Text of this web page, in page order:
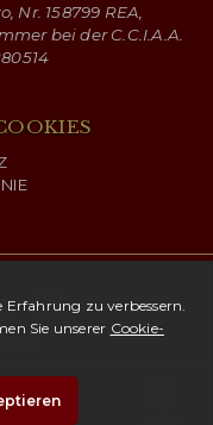
Nr. 158799 REA,
bei der C.C.I.A.A.